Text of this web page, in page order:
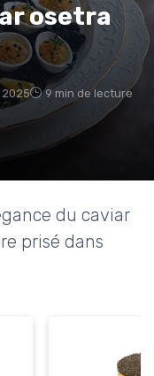
osetra
2025 9 min de lecture
du caviar
prisé dans